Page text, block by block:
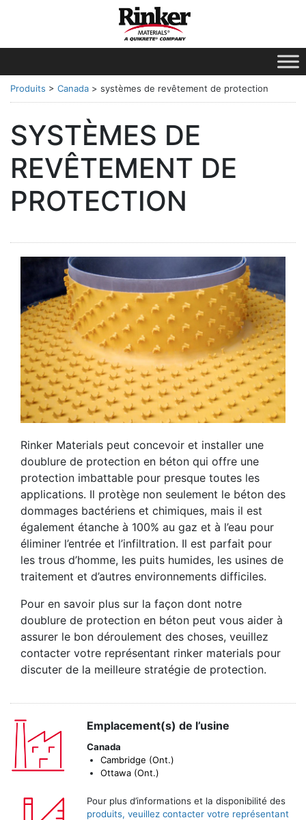
Produits > Canada > systèmes de revêtement de protection
SYSTÈMES DE
REVÊTEMENT DE
PROTECTION
Rinker Materials peut concevoir et installer une
doublure de protection en béton qui offre une
protection imbattable pour presque toutes les
applications. Il protège non seulement le béton des
dommages bactériens et chimiques, mais il est
également étanche à 100% au gaz et à l’eau pour
éliminer l’entrée et l’infiltration. Il est parfait pour
les trous d’homme, les puits humides, les usines de
traitement et d’autres environnements difficiles.
Pour en savoir plus sur la façon dont notre
doublure de protection en béton peut vous aider à
assurer le bon déroulement des choses, veuillez
contacter votre représentant rinker materials pour
discuter de la meilleure stratégie de protection.
Emplacement(s) de l’usine
Canada
Cambridge (Ont.)
Ottawa (Ont.)
Pour plus d’informations et la disponibilité des
produits, veuillez contacter votre représentant